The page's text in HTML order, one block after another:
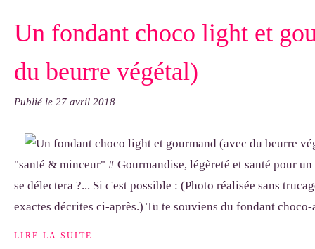
Un fondant choco light et
du beurre végétal)
Publié le 27 avril 2018
"santé & minceur" # Gourmandise, légèreté et santé pour
se délectera ?... Si c'est possible : (Photo réalisée sans
exactes décrites ci-après.) Tu te souviens du fondant choco-
LIRE LA SUITE